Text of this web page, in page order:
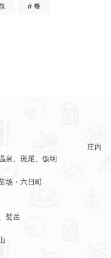
# 餐
泉、斑尾、饭纲
场・六日町
鹫岳
庄内